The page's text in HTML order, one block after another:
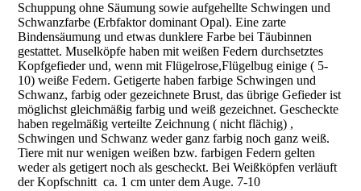
Schuppung ohne Säumung sowie aufgehellte Schwingen und
Schwanzfarbe (Erbfaktor dominant Opal). Eine zarte
Bindensäumung und etwas dunklere Farbe bei Täubinnen
gestattet. Muselköpfe haben mit weißen Federn durchsetztes
Kopfgefieder und, wenn mit Flügelrose,Flügelbug einige ( 5-
10) weiße Federn. Getigerte haben farbige Schwingen und
Schwanz, farbig oder gezeichnete Brust, das übrige Gefieder ist
möglichst gleichmäßig farbig und weiß gezeichnet. Gescheckte
haben regelmäßig verteilte Zeichnung ( nicht flächig) ,
Schwingen und Schwanz weder ganz farbig noch ganz weiß.
Tiere mit nur wenigen weißen bzw. farbigen Federn gelten
weder als getigert noch als gescheckt. Bei Weißköpfen verläuft
der Kopfschnitt ca. 1 cm unter dem Auge. 7-10